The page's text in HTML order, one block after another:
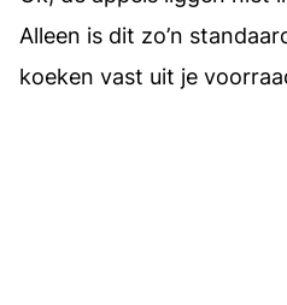
Alleen is dit zo’n
koeken vast uit je